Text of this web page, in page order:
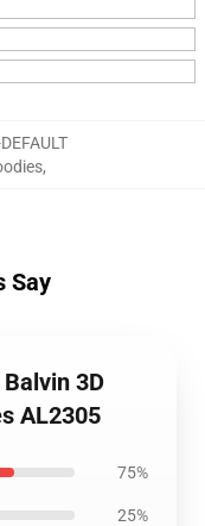
,
Say
3D
AL2305
75%
25%